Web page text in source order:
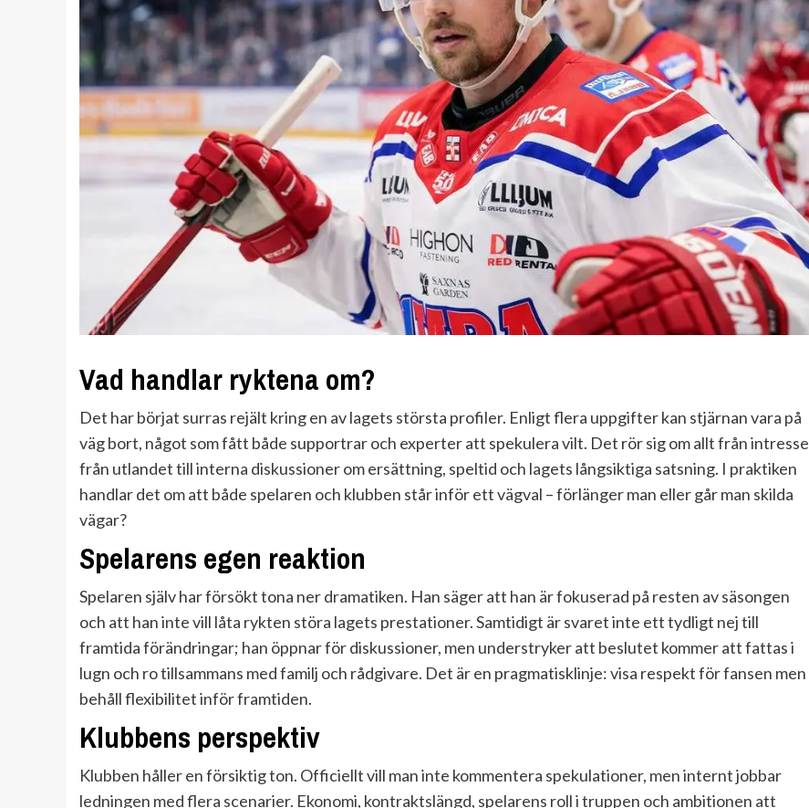
Vad handlar ryktena om?
Det har börjat surras rejält kring en av lagets största profiler. Enligt flera uppgifter kan stjärnan vara på
väg bort, något som fått både supportrar och experter att spekulera vilt. Det rör sig om allt från intresse
från utlandet till interna diskussioner om ersättning, speltid och lagets långsiktiga satsning. I praktiken
handlar det om att både spelaren och klubben står inför ett vägval – förlänger man eller går man skilda
vägar?
Spelarens egen reaktion
Spelaren själv har försökt tona ner dramatiken. Han säger att han är fokuserad på resten av säsongen
och att han inte vill låta rykten störa lagets prestationer. Samtidigt är svaret inte ett tydligt nej till
framtida förändringar; han öppnar för diskussioner, men understryker att beslutet kommer att fattas i
lugn och ro tillsammans med familj och rådgivare. Det är en pragmatisklinje: visa respekt för fansen men
behåll flexibilitet inför framtiden.
Klubbens perspektiv
Klubben håller en försiktig ton. Officiellt vill man inte kommentera spekulationer, men internt jobbar
ledningen med flera scenarier. Ekonomi, kontraktslängd, spelarens roll i truppen och ambitionen att